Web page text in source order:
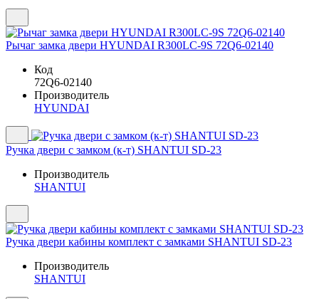
Рычаг замка двери HYUNDAI R300LC-9S 72Q6-02140
Код
72Q6-02140
Производитель
HYUNDAI
Ручка двери с замком (к-т) SHANTUI SD-23
Производитель
SHANTUI
Ручка двери кабины комплект с замками SHANTUI SD-23
Производитель
SHANTUI